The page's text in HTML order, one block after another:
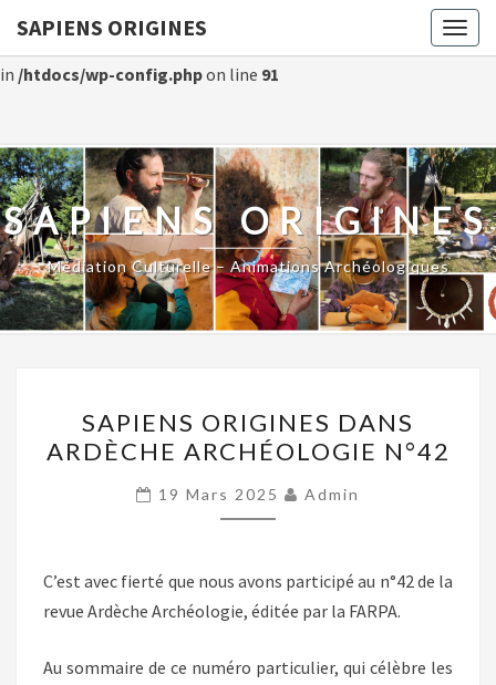
: Constant WP_CRON_LOCK_TIMEOUT already defined
in /htdocs/wp-config.phpon line 91
SAPIENS ORIGINES
SAPIENS ORIGINES
Médiation Culturelle – Animations Archéologiques
ORIGINES
DANS
ARDÈCHE
ARCHÉOLOGIE
SAPIENS ORIGINES DANS
ARDÈCHE ARCHÉOLOGIE N°42
19 Mars 2025 Admin
C’est avec fierté que nous avons participé au n°42 de la
revue Ardèche Archéologie, éditée par la FARPA.
Au sommaire de ce numéro particulier, qui célèbre les